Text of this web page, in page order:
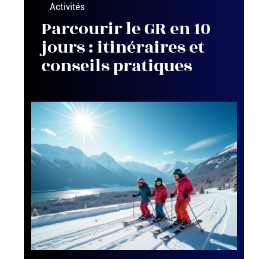
Activités
Parcourir le GR en 10
jours : itinéraires et
conseils pratiques